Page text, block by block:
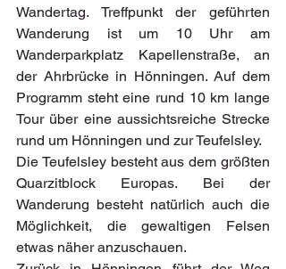
Wandertag. Treffpunkt der geführten
Wanderung ist um 10 Uhr am
Wanderparkplatz Kapellenstraße, an
der Ahrbrücke in Hönningen. Auf dem
Programm steht eine rund 10 km lange
Tour über eine aussichtsreiche Strecke
rund um Hönningen und zur Teufelsley.
Die Teufelsley besteht aus dem größten
Quarzitblock Europas. Bei der
Wanderung besteht natürlich auch die
Möglichkeit, die gewaltigen Felsen
etwas näher anzuschauen.